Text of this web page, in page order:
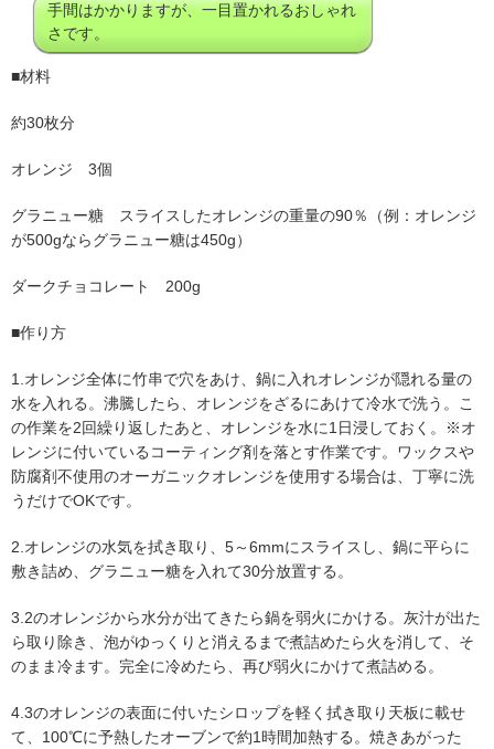
手間はかかりますが、一目置かれるおしゃれ
さです。
■材料
約30枚分
オレンジ 3個
グラニュー糖 スライスしたオレンジの重量の90％（例：オレンジ
が500gならグラニュー糖は450g）
ダークチョコレート 200g
■作り方
1.オレンジ全体に竹串で穴をあけ、鍋に入れオレンジが隠れる量の
水を入れる。沸騰したら、オレンジをざるにあけて冷水で洗う。こ
の作業を2回繰り返したあと、オレンジを水に1日浸しておく。※オ
レンジに付いているコーティング剤を落とす作業です。ワックスや
防腐剤不使用のオーガニックオレンジを使用する場合は、丁寧に洗
うだけでOKです。
2.オレンジの水気を拭き取り、5～6mmにスライスし、鍋に平らに
敷き詰め、グラニュー糖を入れて30分放置する。
3.2のオレンジから水分が出てきたら鍋を弱火にかける。灰汁が出た
ら取り除き、泡がゆっくりと消えるまで煮詰めたら火を消して、そ
のまま冷ます。完全に冷めたら、再び弱火にかけて煮詰める。
4.3のオレンジの表面に付いたシロップを軽く拭き取り天板に載せ
て、100℃に予熱したオーブンで約1時間加熱する。焼きあがった